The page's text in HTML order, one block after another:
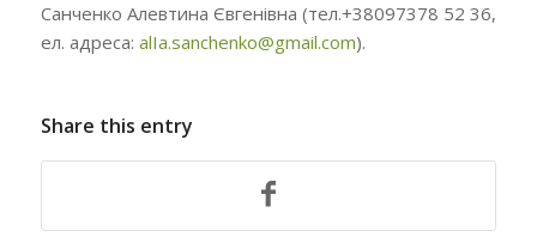
Санченко Алевтина Євгенівна (тел.+38097378 52 36,
ел. адреса: alIa.sanchenko@gmail.com).
Share this entry